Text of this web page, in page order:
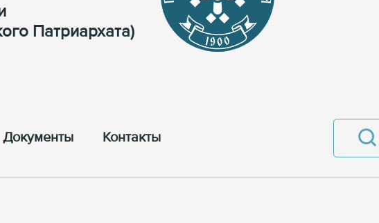
Патриархата)
Документы Контакты